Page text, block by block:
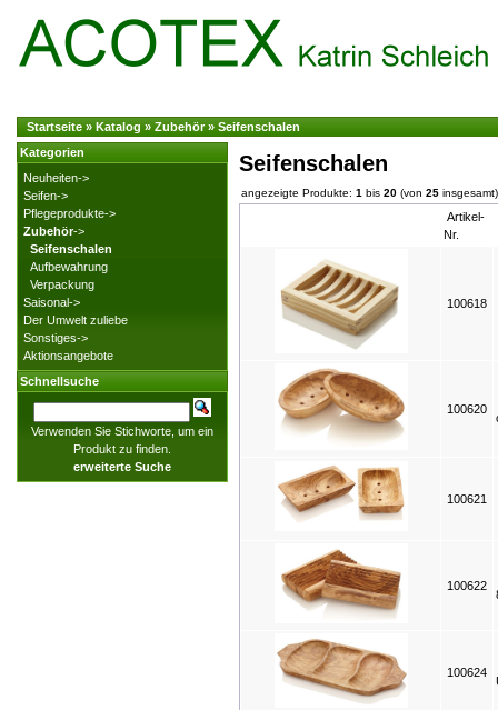
Startseite » Katalog » Zubehör» Seifenschalen
Seifenschalen
angezeigte Produkte: 1 bis 20 (von 25 insgesamt)
Artikel-
Nr.
100618
100620
100621
100622
100624
Kategorien
Neuheiten->
Seifen->
Pflegeprodukte->
Zubehör->
Seifenschalen
Aufbewahrung
Verpackung
Saisonal->
Der Umwelt zuliebe
Sonstiges->
Aktionsangebote
Schnellsuche
Verwenden Sie Stichworte, um ein
Produkt zu finden.
erweiterte Suche